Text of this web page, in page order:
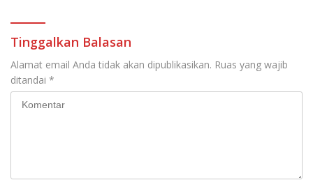
Tinggalkan Balasan
Alamat email Anda tidak akan dipublikasikan. Ruas yang wajib
ditandai *